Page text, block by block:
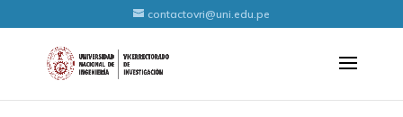
contactovri@uni.edu.pe